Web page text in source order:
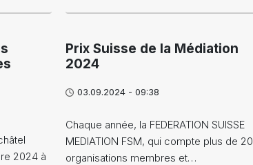
2024 à
Prix Suisse de la Médiation
2024
03.09.2024 - 09:38
Chaque année, la FEDERATION SUISSE
MEDIATION FSM, qui compte plus de 20
organisations membres et…